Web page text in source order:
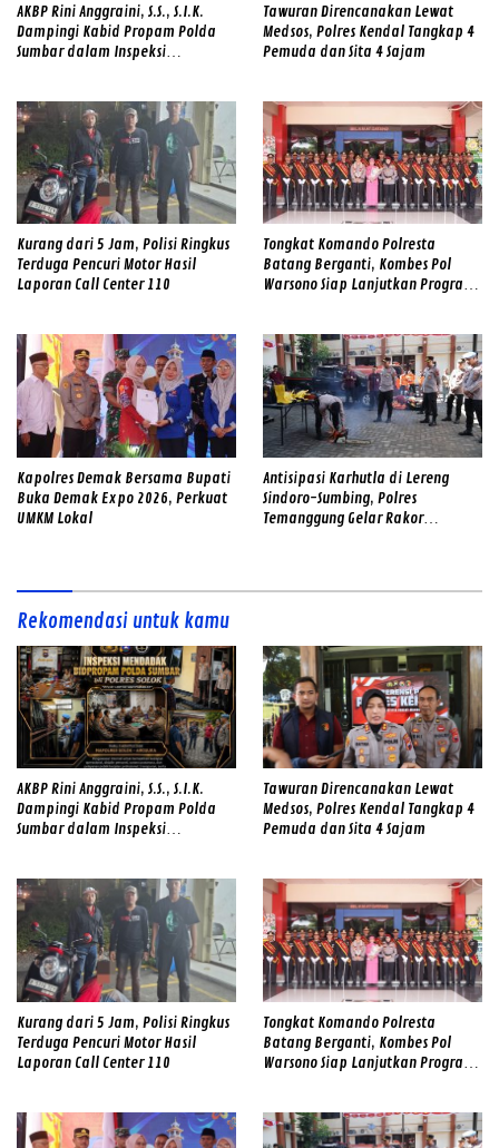
AKBP Rini Anggraini, S.S., S.I.K.
Dampingi Kabid Propam Polda
Sumbar dalam Inspeksi
Tingkatkan Pelayanan Humanis
kepada Masyarakat
Tawuran Direncanakan Lewat
Medsos, Polres Kendal Tangkap 4
Pemuda dan Sita 4 Sajam
Kurang dari 5 Jam, Polisi Ringkus
Terduga Pencuri Motor Hasil
Laporan Call Center 110
Tongkat Komando Polresta
Batang Berganti, Kombes Pol
Warsono Siap Lanjutkan Program
Kapolres Demak Bersama Bupati
Buka Demak Expo 2026, Perkuat
UMKM Lokal
Antisipasi Karhutla di Lereng
Sindoro-Sumbing, Polres
Temanggung Gelar Rakor
Rekomendasi untuk kamu
AKBP Rini Anggraini, S.S., S.I.K.
Dampingi Kabid Propam Polda
Sumbar dalam Inspeksi
Tingkatkan Pelayanan Humanis
kepada Masyarakat
Tawuran Direncanakan Lewat
Medsos, Polres Kendal Tangkap 4
Pemuda dan Sita 4 Sajam
Kurang dari 5 Jam, Polisi Ringkus
Terduga Pencuri Motor Hasil
Laporan Call Center 110
Tongkat Komando Polresta
Batang Berganti, Kombes Pol
Warsono Siap Lanjutkan Program